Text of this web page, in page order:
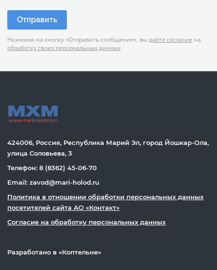
Отправить
Нажимая на кнопку «Отправить сообщение», вы даёте согласие на
обработку своих персональных данных
424006, Россия, Республика Марий Эл, город Йошкар-Ола,
улица Соловьева, 3
Телефон: 8 (8362) 45-06-70
Email: zavod@mari-holod.ru
Политика в отношении обработки персональных данных
посетителей сайта АО «Контакт»
Согласие на обработку персональных данных
Разработано в «Коптельне»